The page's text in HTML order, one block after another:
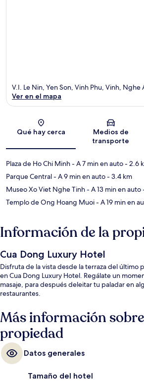
Sección del
V.I. Le Nin, Yen Son, Vinh Phu, Vinh, Nghe
Ver en el mapa
Qué hay cerca
Medios de
transporte
Plaza de Ho Chi Minh- A 7 min en auto- 2.6
Parque Central- A 9 min en auto- 3.4 km
Museo Xo Viet Nghe Tinh- A 13 min en auto
Templo de Ong Hoang Muoi- A 19 min en
Información de la
Cua Dong Luxury Hotel
Disfruta de la vista desde la terraza del último
en Cua Dong Luxury Hotel. Regálate un
masaje, para después deleitar tu paladar en
restaurantes.
Más información
propiedad
Datos generales
Tamaño del hotel